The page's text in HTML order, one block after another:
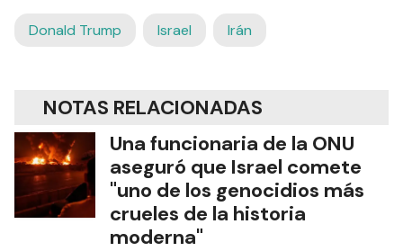
Donald Trump Israel Irán
NOTAS RELACIONADAS
Una funcionaria de la ONU
aseguró que Israel comete
"uno de los genocidios más
crueles de la historia
moderna"